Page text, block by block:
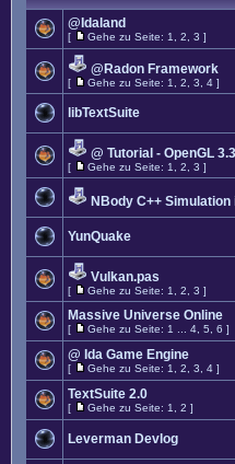
@Idaland
[ Gehe zu Seite: 1 2 3 ]
@Radon Framework
[ Gehe zu Seite: 1 2 3 4 ]
libTextSuite
@ Tutorial - OpenGL
[ Gehe zu Seite: 1 2 3 ]
NBody C++
YunQuake
Vulkan.pas
[ Gehe zu Seite: 1 2 3 ]
Massive Universe Online
[ Gehe zu Seite: 1 4 5 6 ]
@ Ida Game Engine
[ Gehe zu Seite: 1 2 3 4 ]
TextSuite 2.0
[ Gehe zu Seite: 1 2 ]
Leverman Devlog